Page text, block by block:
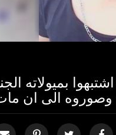
بميولاته
وصوروه الى ان